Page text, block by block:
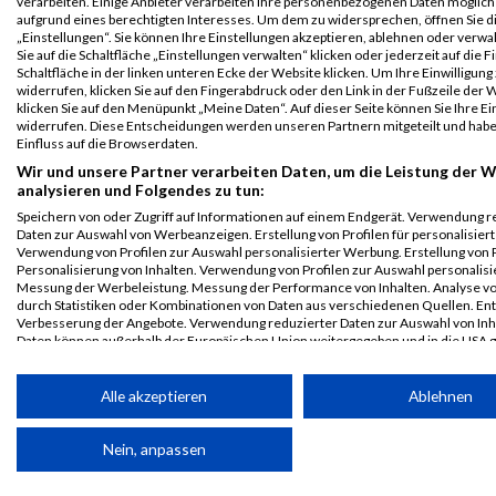
B2Run Bremen
2025
Einzelwertung
männlich
7316 Bernd Dirks 0000 GER
Klinik
Lilienthal
B2Run Bremen
2025
männlich
7316 Bernd Dirks 0000 GER
Klinik
Lilienthal
B2Run Bremen
2025
Teamwertung
mixed
7316 Bernd Dirks 0000 GER
Klinik
Lilienthal
Legende:
GPos = Geschlechter Position, KPos = Kategorie Position, TPos =
aufgrund eines berechtigten Interesses. Um dem zu widersprechen, öffnen Sie
„Einstellungen“. Sie können Ihre Einstellungen akzeptieren, ablehnen oder
Sie auf die Schaltfläche „Einstellungen verwalten“ klicken oder jederzeit auf die
Schaltfläche in der linken unteren Ecke der Website klicken. Um Ihre Einwilligung
widerrufen, klicken Sie auf den Fingerabdruck oder den Link in der Fußzeile der
klicken Sie auf den Menüpunkt „Meine Daten“. Auf dieser Seite können Sie Ihre
widerrufen. Diese Entscheidungen werden unseren Partnern mitgeteilt und
Einfluss auf die Browserdaten.
Wir und unsere Partner verarbeiten Daten, um die Leistung der
analysieren und Folgendes zu tun:
Speichern von oder Zugriff auf Informationen auf einem Endgerät. Verwendung
Daten zur Auswahl von Werbeanzeigen. Erstellung von Profilen für
Verwendung von Profilen zur Auswahl personalisierter Werbung. Erstellung von
Personalisierung von Inhalten. Verwendung von Profilen zur Auswahl
Messung der Werbeleistung. Messung der Performance von Inhalten. Analyse
durch Statistiken oder Kombinationen von Daten aus verschiedenen Quellen.
Verbesserung der Angebote. Verwendung reduzierter Daten zur Auswahl von
Daten können außerhalb der Europäischen Union weitergegeben und in die USA
Partnerliste anzeigen (1 IAB-Anbieter)
Wir nutzen Ihre Daten für folgende Zwecke:
Alle akzeptieren Ablehnen
Nein, anpassen